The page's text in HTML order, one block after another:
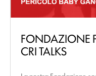
FONDAZIONE
CRI TALKS